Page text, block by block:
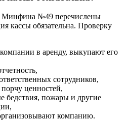
Минфина №49 перечислены
кассы обязательна. Проверку
в аренду, выкупают его
сотрудников,
ценностей,
бедствия, пожары и другие
компанию.